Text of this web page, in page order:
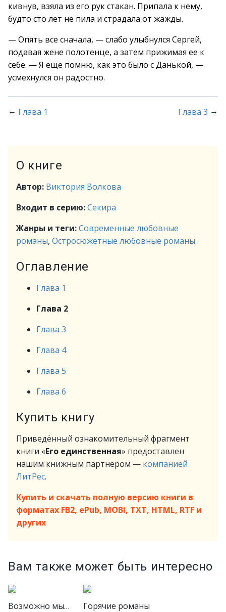
кивнув, взяла из его рук стакан. Припала к нему,
будто сто лет не пила и страдала от жажды.
— Опять все сначала, — слабо улыбнулся Сергей,
подавая жене полотенце, а затем прижимая ее к
себе. — Я еще помню, как это было с Данькой, —
усмехнулся он радостно.
Глава 3 →
← Глава 1
О книге
Автор: Виктория Волкова
Входит в серию:Секира
Жанры и теги:Современные любовные
романы, Остросюжетные любовные романы
Оглавление
Глава 1
Глава 2
Глава 3
Глава 4
Глава 5
Глава 6
Купить книгу
Приведённый ознакомительный фрагмент
книги «Его единственная» предоставлен
нашим книжным партнёром — компанией
ЛитРес.
Купить и скачать полную версию книги в
форматах FB2, ePub, MOBI, TXT, HTML, RTF и
других
Вам также может быть интересно
Возможно мы…
Горячие романы